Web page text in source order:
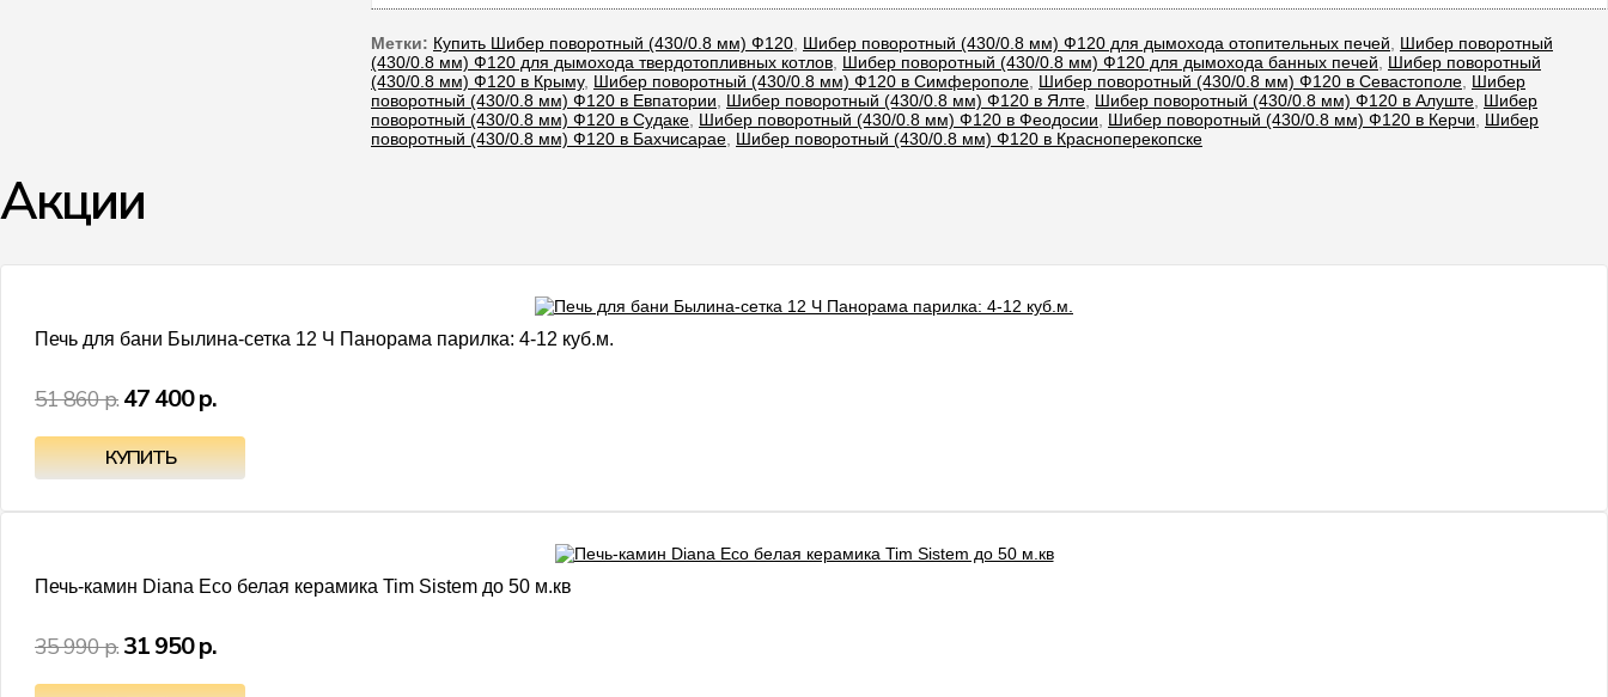
Метки: Купить Шибер поворотный (430/0.8 мм) Ф120 Шибер поворотный (430/0.8 мм) Ф120 для дымохода отопительных печей
Шибер поворотный
(430/0.8 мм) Ф120 для дымохода твердотопливных котлов Шибер поворотный (430/0.8 мм) Ф120 для дымохода банных печей
Шибер поворотный
(430/0.8 мм) Ф120 в Крыму, Шибер поворотный (430/0.8 мм) Ф120 в Симферополе Шибер поворотный (430/0.8 мм) Ф120 в Севастополе Шибер
поворотный (430/0.8 мм) Ф120 в Евпатории
Шибер поворотный (430/0.8 мм) Ф120 в Ялте Шибер поворотный (430/0.8 мм) Ф120 в Алуште Шибер
поворотный (430/0.8 мм) Ф120 в Судаке Шибер поворотный (430/0.8 мм) Ф120 в Феодосии Шибер поворотный (430/0.8 мм) Ф120 в Керчи
Шибер
поворотный (430/0.8 мм) Ф120 в Бахчисарае Шибер поворотный (430/0.8 мм) Ф120 в Красноперекопске
Акции
Печь для бани Былина-сетка 12 Ч Панорама парилка: 4-12 куб.м.
51 860 р. 47 400 р.
Печь-камин Diana Eco белая керамика Tim Sistem до 50 м.кв
35 990 р. 31 950 р.